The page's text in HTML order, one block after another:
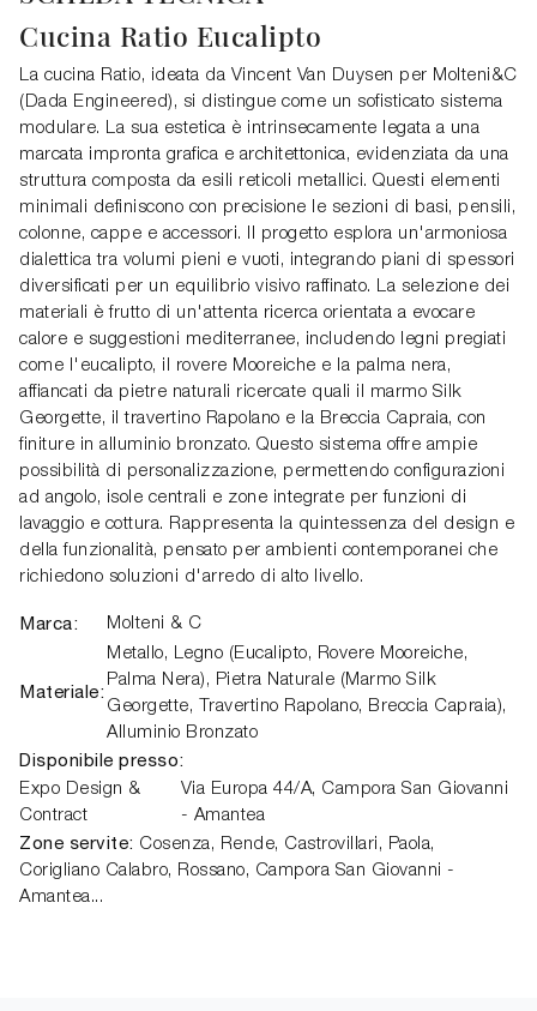
Cucina Ratio Eucalipto
La cucina Ratio, ideata da Vincent Van Duysen per Molteni&C
(Dada Engineered), si distingue come un sofisticato sistema
modulare. La sua estetica è intrinsecamente legata a una
marcata impronta grafica e architettonica, evidenziata da una
struttura composta da esili reticoli metallici. Questi elementi
minimali definiscono con precisione le sezioni di basi, pensili,
colonne, cappe e accessori. Il progetto esplora un'armoniosa
dialettica tra volumi pieni e vuoti, integrando piani di spessori
diversificati per un equilibrio visivo raffinato. La selezione dei
materiali è frutto di un'attenta ricerca orientata a evocare
calore e suggestioni mediterranee, includendo legni pregiati
come l'eucalipto, il rovere Mooreiche e la palma nera,
affiancati da pietre naturali ricercate quali il marmo Silk
Georgette, il travertino Rapolano e la Breccia Capraia, con
finiture in alluminio bronzato. Questo sistema offre ampie
possibilità di personalizzazione, permettendo configurazioni
ad angolo, isole centrali e zone integrate per funzioni di
lavaggio e cottura. Rappresenta la quintessenza del design e
della funzionalità, pensato per ambienti contemporanei che
richiedono soluzioni d'arredo di alto livello.
Marca: Molteni & C
Materiale:
Metallo, Legno (Eucalipto, Rovere Mooreiche,
Palma Nera), Pietra Naturale (Marmo Silk
Georgette, Travertino Rapolano, Breccia Capraia),
Alluminio Bronzato
Disponibile presso:
Expo Design &
Contract
Via Europa 44/A, Campora San Giovanni
- Amantea
Zone servite: Cosenza, Rende, Castrovillari, Paola,
Corigliano Calabro, Rossano, Campora San Giovanni -
Amantea...